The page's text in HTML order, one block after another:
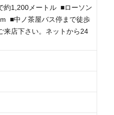
約1,200メートル ■ローソン
■中ノ茶屋バス停まで徒歩
来店下さい。ネットから24
。